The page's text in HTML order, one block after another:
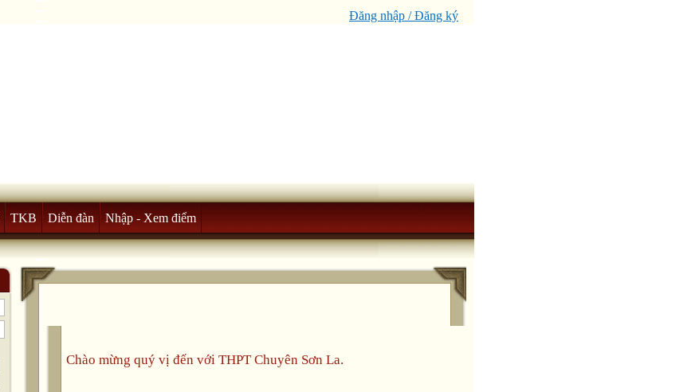
Đăng nhập / Đăng ký
TKB Diễn đàn Nhập - Xem điểm
Chào mừng quý vị đến với THPT Chuyên Sơn La.